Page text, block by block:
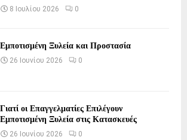
8 Ιουλίου 2026 0
Εμποτισμένη Ξυλεία και Προστασία
26 Ιουνίου 2026 0
Γιατί οι Επαγγελματίες Επιλέγουν
Εμποτισμένη Ξυλεία στις Κατασκευές
26 Ιουνίου 2026 0